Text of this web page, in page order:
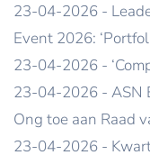
23-04-2026 -
Event 2026:
23-04-2026 -
23-04-2026 - ASN
Ong toe aan Raad
23-04-2026 -